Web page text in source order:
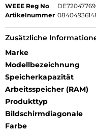
WEEE Reg No
DE72047769
Artikelnummer
Zusätzliche
Marke
Modellbezeichnung
Speicherkapazität
Arbeitsspeicher (RAM)
Produkttyp
Bildschirmdiagonale
Farbe